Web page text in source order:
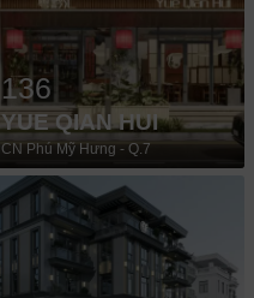
136
YUE QIAN HUI
CN Phú Mỹ Hưng - Q.7